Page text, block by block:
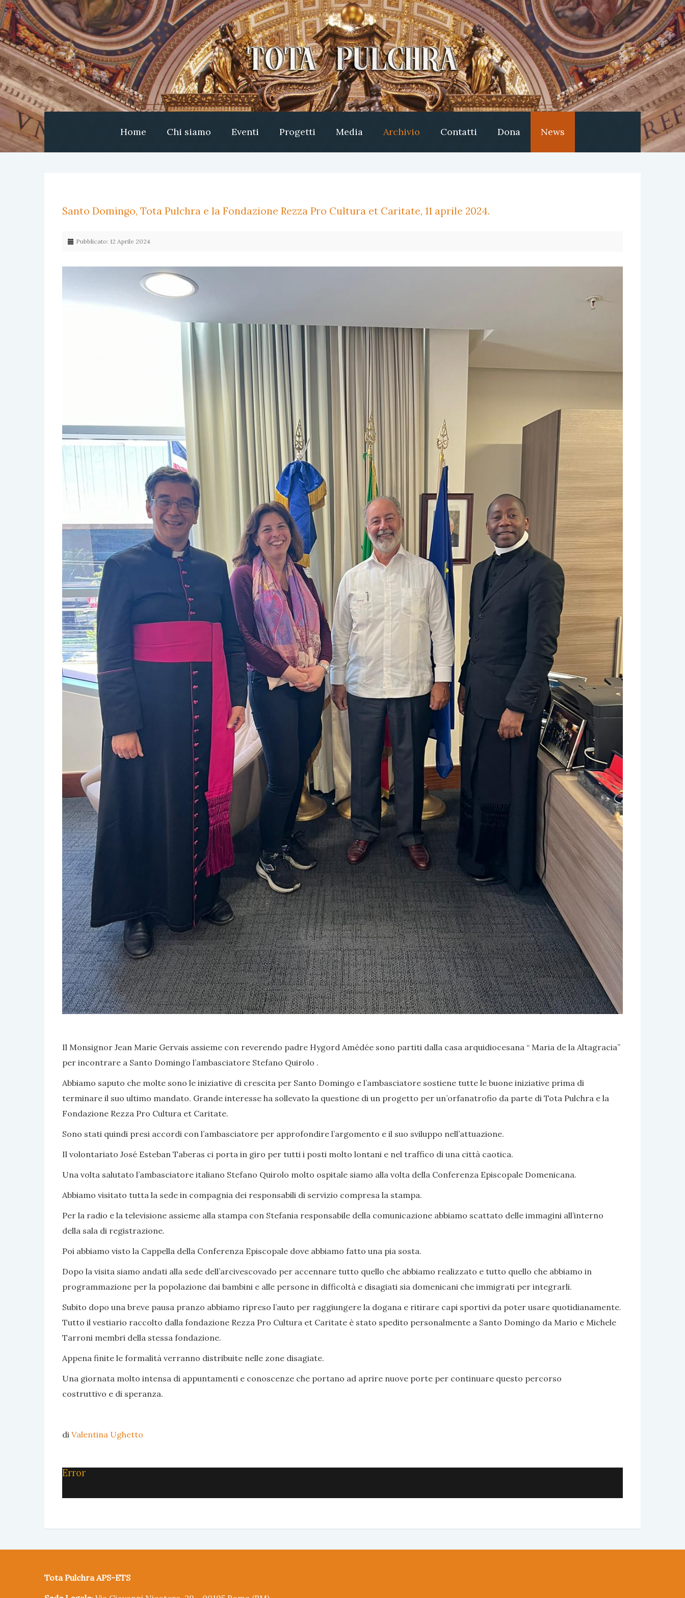
Home Chi siamo Eventi Progetti Media Archivio Contatti Dona News
Santo Domingo, Tota Pulchra e la Fondazione Rezza Pro Cultura et Caritate, 11 aprile 2024.
Pubblicato: 12 Aprile 2024
Il Monsignor Jean Marie Gervais assieme con reverendo padre Hygord Amédée sono partiti dalla casa arquidiocesana “ Maria de la Altagracia”
per incontrare a Santo Domingo l’ambasciatore Stefano Quirolo .
Abbiamo saputo che molte sono le iniziative di crescita per Santo Domingo e l’ambasciatore sostiene tutte le buone iniziative prima di
terminare il suo ultimo mandato. Grande interesse ha sollevato la questione di un progetto per un’orfanatrofio da parte di Tota Pulchra e la
Fondazione Rezza Pro Cultura et Caritate.
Sono stati quindi presi accordi con l’ambasciatore per approfondire l’argomento e il suo sviluppo nell’attuazione.
Il volontariato José Esteban Taberas ci porta in giro per tutti i posti molto lontani e nel traffico di una città caotica.
Una volta salutato l’ambasciatore italiano Stefano Quirolo molto ospitale siamo alla volta della Conferenza Episcopale Domenicana.
Abbiamo visitato tutta la sede in compagnia dei responsabili di servizio compresa la stampa.
Per la radio e la televisione assieme alla stampa con Stefania responsabile della comunicazione abbiamo scattato delle immagini all’interno
della sala di registrazione.
Poi abbiamo visto la Cappella della Conferenza Episcopale dove abbiamo fatto una pia sosta.
Dopo la visita siamo andati alla sede dell’arcivescovado per accennare tutto quello che abbiamo realizzato e tutto quello che abbiamo in
programmazione per la popolazione dai bambini e alle persone in difficoltà e disagiati sia domenicani che immigrati per integrarli.
Subito dopo una breve pausa pranzo abbiamo ripreso l’auto per raggiungere la dogana e ritirare capi sportivi da poter usare quotidianamente.
Tutto il vestiario raccolto dalla fondazione Rezza Pro Cultura et Caritate è stato spedito personalmente a Santo Domingo da Mario e Michele
Tarroni membri della stessa fondazione.
Appena finite le formalità verranno distribuite nelle zone disagiate.
Una giornata molto intensa di appuntamenti e conoscenze che portano ad aprire nuove porte per continuare questo percorso
costruttivo e di speranza.
di Valentina Ughetto
Error
Tota Pulchra APS-ETS